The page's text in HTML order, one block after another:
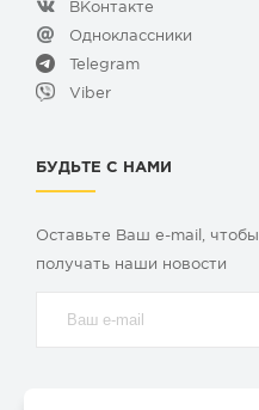
ВКонтакте
Одноклассники
Telegram
Viber
БУДЬТЕ С НАМИ
Оставьте Ваш e-mail, чтобы
получать наши новости